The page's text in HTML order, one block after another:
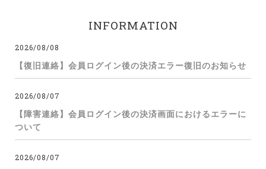
INFORMATION
2026/08/08
【復旧連絡】会員ログイン後の決済エラー復旧のお知らせ
2026/08/07
【障害連絡】会員ログイン後の決済画面におけるエラーに
ついて
2026/08/07